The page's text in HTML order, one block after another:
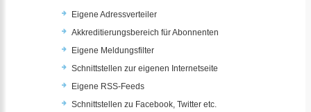
Eigene Adressverteiler
Akkreditierungsbereich für Abonnenten
Eigene Meldungsfilter
Schnittstellen zur eigenen Internetseite
Eigene RSS-Feeds
Schnittstellen zu Facebook, Twitter etc.